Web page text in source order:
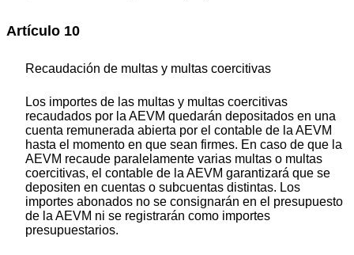
Artículo 10
Recaudación de multas y multas coercitivas
Los importes de las multas y multas coercitivas
recaudados por la AEVM quedarán depositados en una
cuenta remunerada abierta por el contable de la AEVM
hasta el momento en que sean firmes. En caso de que la
AEVM recaude paralelamente varias multas o multas
coercitivas, el contable de la AEVM garantizará que se
depositen en cuentas o subcuentas distintas. Los
importes abonados no se consignarán en el presupuesto
de la AEVM ni se registrarán como importes
presupuestarios.